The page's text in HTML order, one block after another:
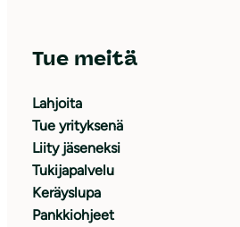
Tue meitä
Lahjoita
Tue yrityksenä
Liity jäseneksi
Tukijapalvelu
Keräyslupa
Pankkiohjeet